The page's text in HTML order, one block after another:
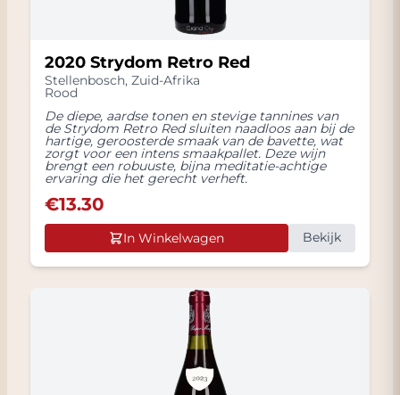
2020 Strydom Retro Red
Stellenbosch, Zuid-Afrika
Rood
De diepe, aardse tonen en stevige tannines van
de Strydom Retro Red sluiten naadloos aan bij de
hartige, geroosterde smaak van de bavette, wat
zorgt voor een intens smaakpallet. Deze wijn
brengt een robuuste, bijna meditatie-achtige
ervaring die het gerecht verheft.
€13.30
In Winkelwagen Bekijk